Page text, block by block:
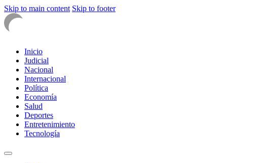
Skip to main content Skip to footer
Inicio
Judicial
Nacional
Internacional
Política
Economía
Salud
Deportes
Entretenimiento
Tecnología